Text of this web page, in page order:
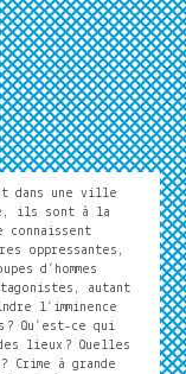
dans une ville
ils sont à la
oppressantes,
d’hommes
autant
l’imminence
? Qu’est-ce qui
lieux ? Quelles
? Crime à grande